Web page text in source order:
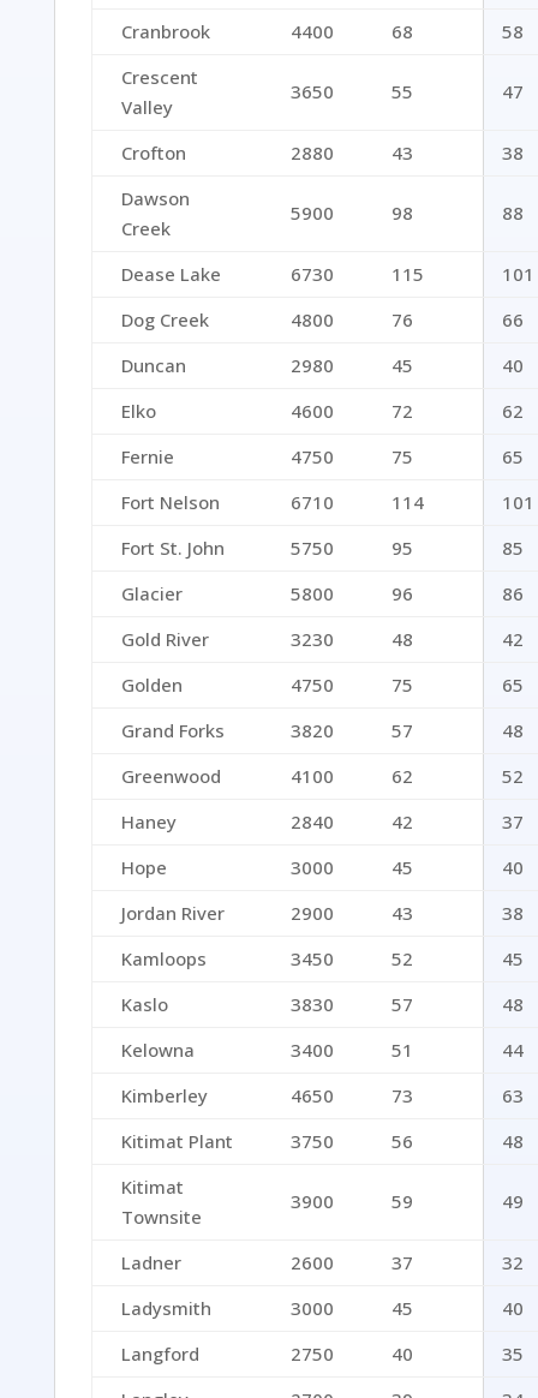
Cranbrook
4400 68
58
Crescent
Valley
3650 55 47
Crofton 2880 43
38
Dawson
Creek
5900 98 88
Dease Lake 6730 115
101
Dog Creek
4800 76
66
Duncan
2980 45
40
Elko
4600 72
62
Fernie
4750 75
65
Fort Nelson
6710 114
101
Fort St. John
5750 95
85
Glacier
5800 96
86
Gold River
3230 48
42
Golden
4750 75
65
Grand Forks
3820 57
48
Greenwood
4100 62
52
Haney
2840 42
37
Hope
3000 45
40
Jordan River
2900 43
38
Kamloops
3450 52
45
Kaslo
3830 57
48
Kelowna
3400 51
44
Kimberley
4650 73
63
Kitimat Plant
3750 56
48
Kitimat
Townsite
3900 59 49
Ladner 2600 37
32
Ladysmith
3000 45
40
Langford
2750 40
35